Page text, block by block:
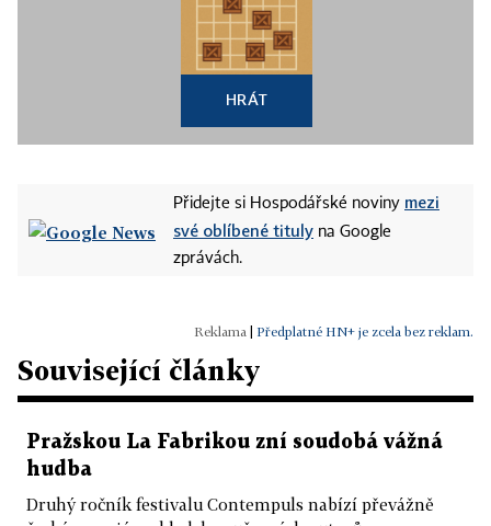
HRÁT
Přidejte si Hospodářské noviny mezi
své oblíbené tituly na Google
zprávách.
Předplatné HN+ je zcela bez reklam.
Související články
Pražskou La Fabrikou zní soudobá vážná
hudba
Druhý ročník festivalu Contempuls nabízí převážně